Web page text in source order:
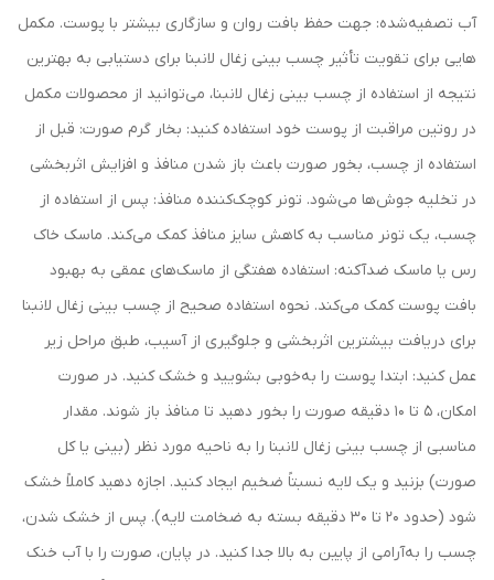
آب تصفیه‌شده: جهت حفظ بافت روان و سازگاری بیشتر با پوست. مکمل‌
هایی برای تقویت تأثیر چسب بینی زغال لانبنا برای دستیابی به بهترین
نتیجه از استفاده از چسب بینی زغال لانبنا، می‌توانید از محصولات مکمل
در روتین مراقبت از پوست خود استفاده کنید: بخار گرم صورت: قبل از
استفاده از چسب، بخور صورت باعث باز شدن منافذ و افزایش اثربخشی
در تخلیه جوش‌ها می‌شود. تونر کوچک‌کننده منافذ: پس از استفاده از
چسب، یک تونر مناسب به کاهش سایز منافذ کمک می‌کند. ماسک خاک
رس یا ماسک ضدآکنه: استفاده هفتگی از ماسک‌های عمقی به بهبود
بافت پوست کمک می‌کند. نحوه استفاده صحیح از چسب بینی زغال لانبنا
برای دریافت بیشترین اثربخشی و جلوگیری از آسیب، طبق مراحل زیر
عمل کنید: ابتدا پوست را به‌خوبی بشویید و خشک کنید. در صورت
امکان، 5 تا 10 دقیقه صورت را بخور دهید تا منافذ باز شوند. مقدار
مناسبی از چسب بینی زغال لانبنا را به ناحیه مورد نظر (بینی یا کل
صورت) بزنید و یک لایه نسبتاً ضخیم ایجاد کنید. اجازه دهید کاملاً خشک
شود (حدود 20 تا 30 دقیقه بسته به ضخامت لایه). پس از خشک شدن،
چسب را به‌آرامی از پایین به بالا جدا کنید. در پایان، صورت را با آب خنک